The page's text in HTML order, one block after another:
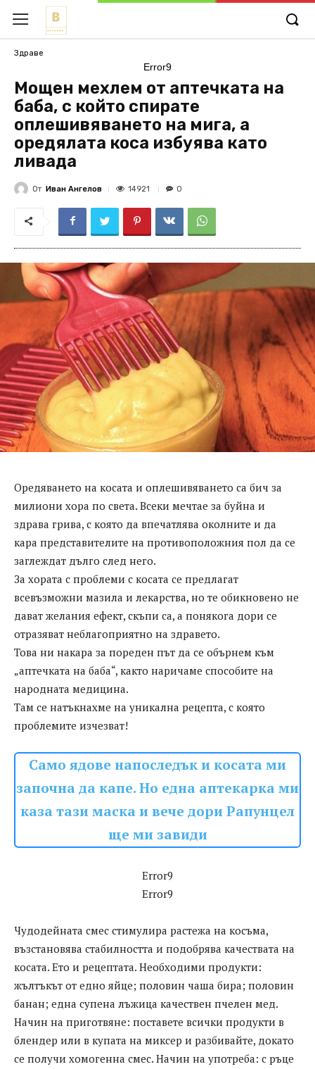
Здраве
Error9
Мощен мехлем от аптечката на
баба, с който спирате
оплешивяването на мига, а
оредялата коса избуява като
ливада
От Иван Ангелов 14921 0
Оредяването на косата и оплешивяването са бич за
милиони хора по света. Всеки мечтае за буйна и
здрава грива, с която да впечатлява околните и да
кара представителите на противоположния пол да се
заглеждат дълго след него.
За хората с проблеми с косата се предлагат
всевъзможни мазила и лекарства, но те обикновено не
дават желания ефект, скъпи са, а понякога дори се
отразяват неблагоприятно на здравето.
Това ни накара за пореден път да се обърнем към
„аптечката на баба“, както наричаме способите на
народната медицина.
Там се натъкнахме на уникална рецепта, с която
проблемите изчезват!
Само ядове напоследък и косата ми
започна да капе. Но една аптекарка ми
каза тази маска и вече дори Рапунцел
ще ми завиди
Error9
Error9
Чудодейната смес стимулира растежа на косъма,
възстановява стабилността и подобрява качествата на
косата. Ето и рецептата. Необходими продукти:
жълтъкът от едно яйце; половин чаша бира; половин
банан; една супена лъжица качествен пчелен мед.
Начин на приготвяне: поставете всички продукти в
блендер или в купата на миксер и разбивайте, докато
се получи хомогенна смес. Начин на употреба: с ръце